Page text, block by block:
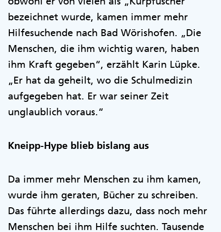
bezeichnet wurde, kamen immer mehr
Hilfesuchende nach Bad Wörishofen. „Die
Menschen, die ihm wichtig waren, haben
ihm Kraft gegeben“, erzählt Karin Lüpke.
„Er hat da geheilt, wo die Schulmedizin
aufgegeben hat. Er war seiner Zeit
unglaublich voraus.“
Kneipp-Hype blieb bislang aus
Da immer mehr Menschen zu ihm kamen,
wurde ihm geraten, Bücher zu schreiben.
Das führte allerdings dazu, dass noch mehr
Menschen bei ihm Hilfe suchten. Tausende